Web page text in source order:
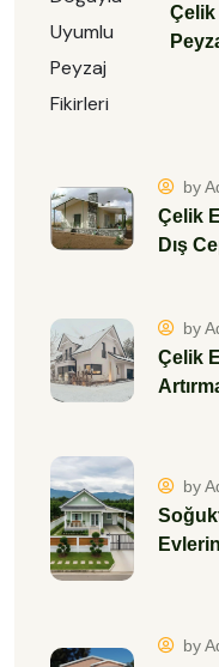
by
Çelik
Dış
by
Çelik
by
by